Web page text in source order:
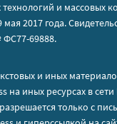
и массовых
2017 года.
69888.
и иных
на иных ресурсах в
только с